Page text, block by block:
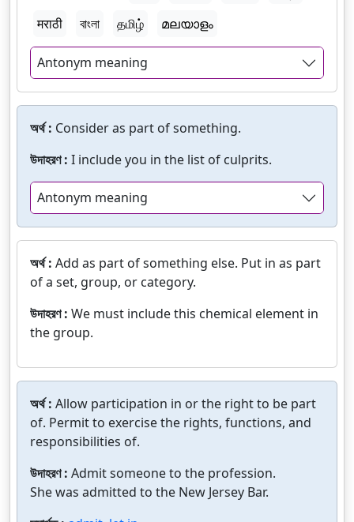
मराठी
বাংলা தமிழ் മലയാളം
Antonym meaning
অর্থ : Consider as part of something.
উদাহরণ : I include you in the list of culprits.
Antonym meaning
অর্থ : Add as part of something else. Put in as part
of a set, group, or category.
উদাহরণ : We must include this chemical element in
the group.
অর্থ : Allow participation in or the right to be part
of. Permit to exercise the rights, functions, and
responsibilities of.
উদাহরণ : Admit someone to the profession.
She was admitted to the New Jersey Bar.